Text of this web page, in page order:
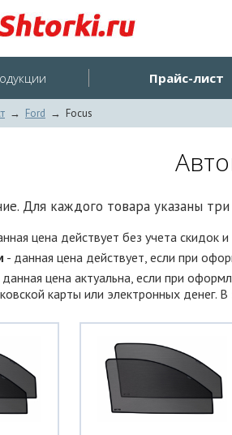
Прайс-лист
→ Ford → Focus
Для каждого товара указаны
цена действует без учета скидок
- данная цена действует, если при
данная цена актуальна, если при
карты или электронных денег.